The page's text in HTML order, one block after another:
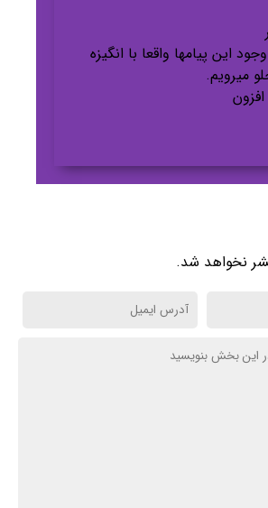
این پیامها واقعا با انگیزه
میرویم.
نخواهد شد.